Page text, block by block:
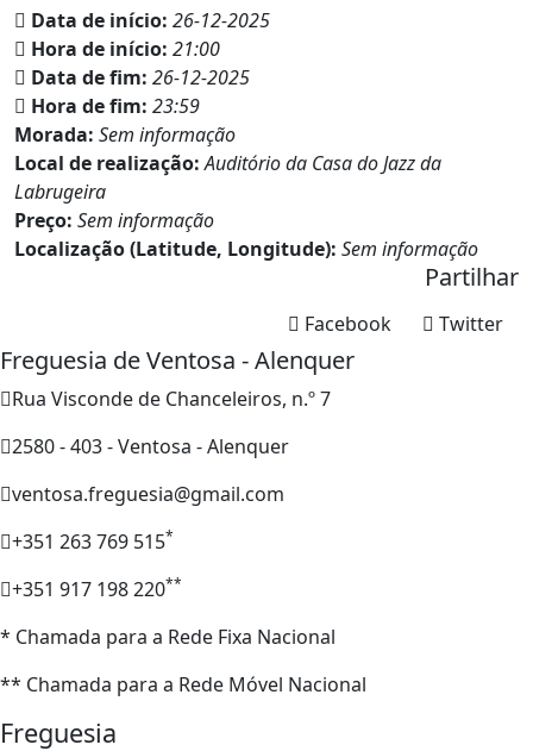
Data de início: 26-12-2025
Hora de início: 21:00
Data de fim: 26-12-2025
Hora de fim: 23:59
Morada: Sem informação
Local de realização:Auditório da Casa do Jazz da
Labrugeira
Preço: Sem informação
Localização (Latitude, Longitude): Sem informação
Partilhar
Twitter
Facebook
Freguesia de Ventosa - Alenquer
Rua Visconde de Chanceleiros, n.º 7
2580 - 403 - Ventosa - Alenquer
ventosa.freguesia@gmail.com
+351 263 769 515*
+351 917 198 220**
* Chamada para a Rede Fixa Nacional
** Chamada para a Rede Móvel Nacional
Freguesia